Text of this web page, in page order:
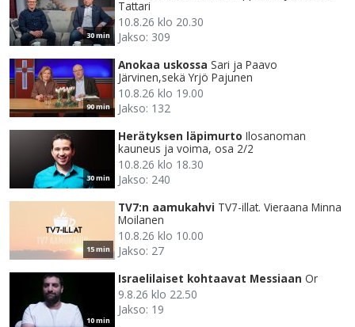
30 min
Tattari
10.8.26 klo 20.30
Jakso: 309
90 min
Anokaa uskossa Sari ja Paavo
Järvinen,sekä Yrjö Pajunen
10.8.26 klo 19.00
Jakso: 132
30 min
Herätyksen läpimurto Ilosanoman
kauneus ja voima, osa 2/2
10.8.26 klo 18.30
Jakso: 240
15 min
TV7:n aamukahvi TV7-illat. Vieraana Minna
Moilanen
10.8.26 klo 10.00
Jakso: 27
10 min
Israelilaiset kohtaavat Messiaan Or
9.8.26 klo 22.50
Jakso: 19